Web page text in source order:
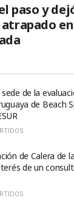
paso y
de la
de Beach
de Calera de
de un